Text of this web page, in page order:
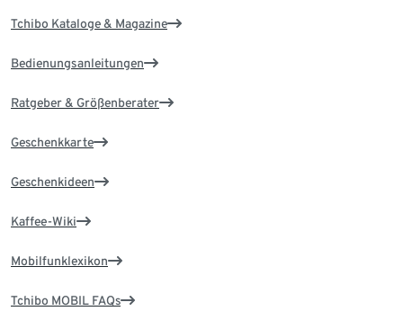
Tchibo Kataloge & Magazine
Bedienungsanleitungen
Ratgeber & Größenberater
Geschenkkarte
Geschenkideen
Kaffee-Wiki
Mobilfunklexikon
Tchibo MOBIL FAQs